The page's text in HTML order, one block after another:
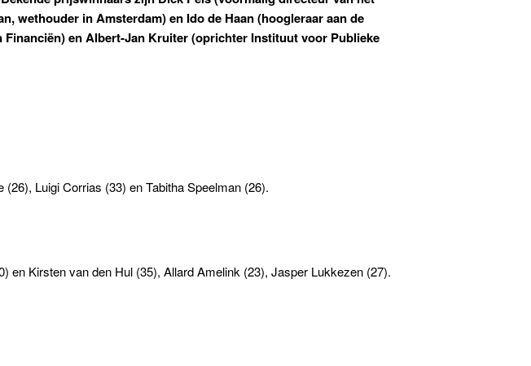
wethouder in Amsterdam) en Ido de Haan (hoogleraar aan de
en Albert-Jan Kruiter (oprichter Instituut voor Publieke
Luigi Corrias (33) en Tabitha Speelman (26).
en Kirsten van den Hul (35), Allard Amelink (23), Jasper Lukkezen (27).